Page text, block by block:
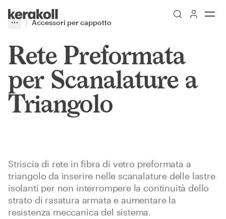
Go to Homepage
More
Toggle menu
Accessori per cappotto
Rete Preformata
per Scanalature a
Triangolo
Striscia di rete in fibra di vetro preformata a
triangolo da inserire nelle scanalature delle lastre
isolanti per non interrompere la continuità dello
strato di rasatura armata e aumentare la
resistenza meccanica del sistema.